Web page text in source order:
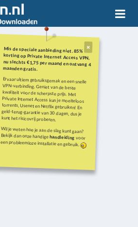
Mis de speciale aanbieding niet. 85%
korting op Private Internet Access VPN,
nu slechts €1,75 per maand en ontvang 4
maanden gratis.
Ervaar ultiem gebruiksgemak en een snelle
VPN-verbinding. Geniet van de beste
kwaliteit voor de scherpste prijs. Met
Private Internet Access kun je moeiteloos
torrents, Usenet en Netflix gebruiken! En
geld-terug-garantie van 30 dagen, dus je
kunt het risicovrij proberen.
Wil je weten hoe je aan de slag kunt gaan?
Bekijk dan onze handigehandleiding voor
een probleemloze installatie en gebruik.